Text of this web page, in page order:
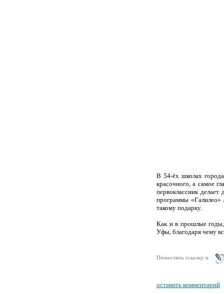
В 54-ёх школах
красочного, а самое
первоклассник
программы «Галилео»
такому подарку.
Как и в прошлые годы,
Уфы, благодаря чему
Поместить ссылку в
оставить комментарий